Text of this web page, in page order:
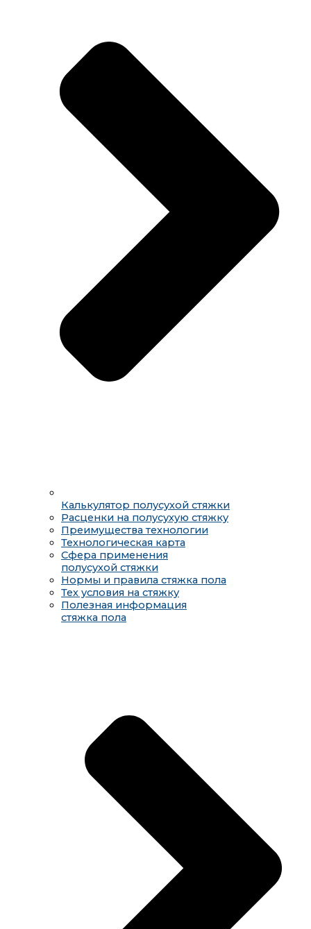
Калькулятор полусухой стяжки
Расценки на полусухую стяжку
Преимущества технологии
Технологическая карта
Сфера применения
полусухой стяжки
Нормы и правила стяжка пола
Тех условия на стяжку
Полезная информация
стяжка пола